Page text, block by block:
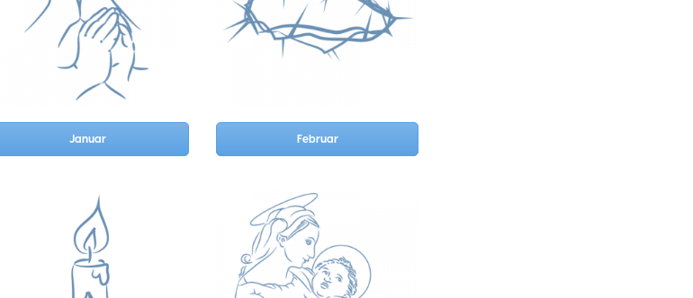
Januar Februar